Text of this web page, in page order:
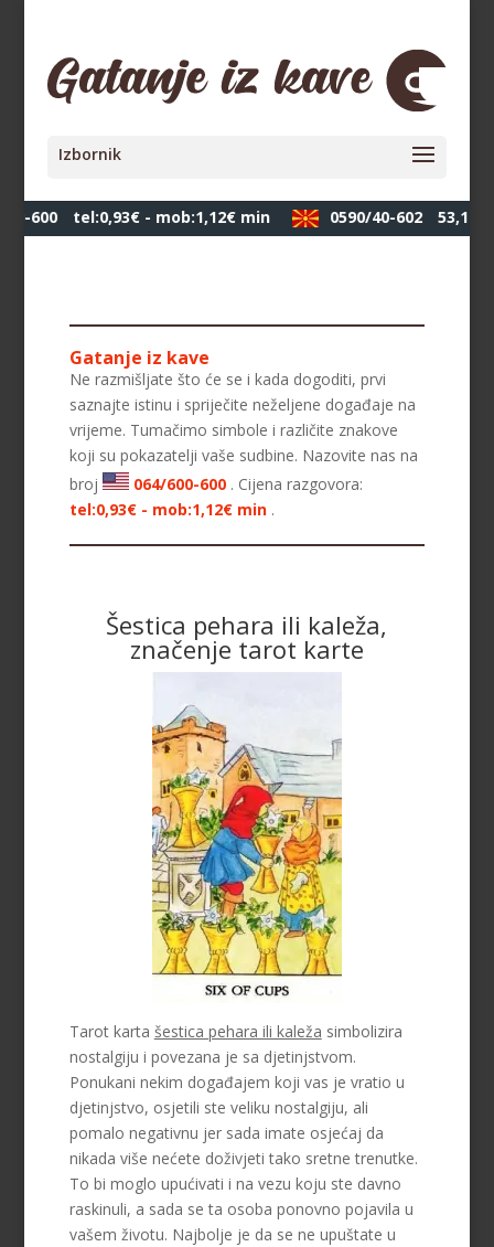
600 tel:0,93€ - mob:1,12€ min 0590/40-602 53,10
Gatanje iz kave
Ne razmišljate što će se i kada dogoditi, prvi
saznajte istinu i spriječite neželjene događaje na
vrijeme. Tumačimo simbole i različite znakove
koji su pokazatelji vaše sudbine. Nazovite nas na
broj
064/600-600 . Cijena razgovora:
tel:0,93€ - mob:1,12€ min .
Šestica pehara ili kaleža,
značenje tarot karte
Tarot karta šestica pehara ili kaleža simbolizira
nostalgiju i povezana je sa djetinjstvom.
Ponukani nekim događajem koji vas je vratio u
djetinjstvo, osjetili ste veliku nostalgiju, ali
pomalo negativnu jer sada imate osjećaj da
nikada više nećete doživjeti tako sretne trenutke.
To bi moglo upućivati i na vezu koju ste davno
raskinuli, a sada se ta osoba ponovno pojavila u
vašem životu. Najbolje je da se ne upuštate u